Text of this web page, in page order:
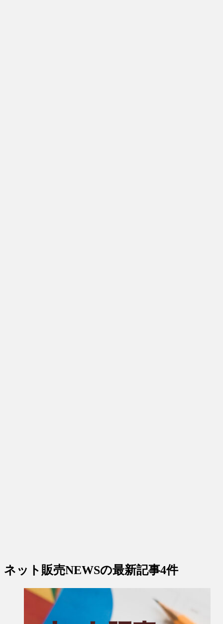
ネット販売NEWSの最新記事4件